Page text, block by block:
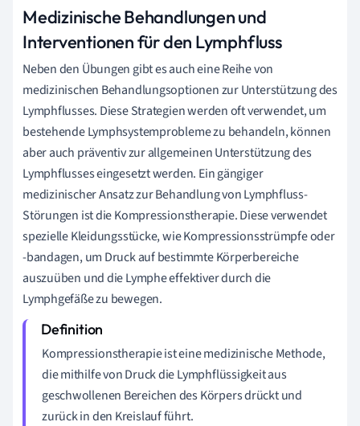
Medizinische Behandlungen und
Interventionen für den Lymphfluss
Neben den Übungen gibt es auch eine Reihe von
medizinischen Behandlungsoptionen zur Unterstützung des
Lymphflusses. Diese Strategien werden oft verwendet, um
bestehende Lymphsystemprobleme zu behandeln, können
aber auch präventiv zur allgemeinen Unterstützung des
Lymphflusses eingesetzt werden. Ein gängiger
medizinischer Ansatz zur Behandlung von Lymphfluss-
Störungen ist die Kompressionstherapie. Diese verwendet
spezielle Kleidungsstücke, wie Kompressionsstrümpfe oder
-bandagen, um Druck auf bestimmte Körperbereiche
auszuüben und die Lymphe effektiver durch die
Lymphgefäße zu bewegen.
Kompressionstherapie ist eine medizinische Methode,
die mithilfe von Druck die Lymphflüssigkeit aus
geschwollenen Bereichen des Körpers drückt und
zurück in den Kreislauf führt.